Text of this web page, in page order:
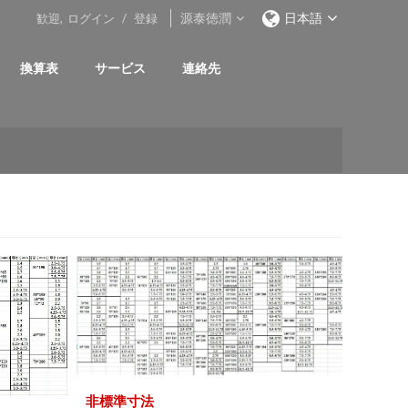
歓迎, ログイン / 登録 源泰徳潤 日本語
換算表 サービス 連絡先
非標準寸法